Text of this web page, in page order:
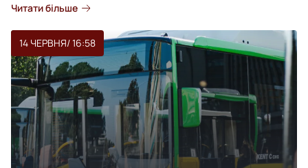
Читати більше
14 ЧЕРВНЯ/ 16:58